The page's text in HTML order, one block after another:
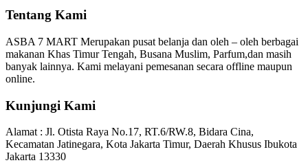
Tentang Kami
ASBA 7 MART Merupakan pusat belanja dan oleh – oleh berbagai
makanan Khas Timur Tengah, Busana Muslim, Parfum,dan masih
banyak lainnya. Kami melayani pemesanan secara offline maupun
online.
Kunjungi Kami
Alamat : Jl. Otista Raya No.17, RT.6/RW.8, Bidara Cina,
Kecamatan Jatinegara, Kota Jakarta Timur, Daerah Khusus Ibukota
Jakarta 13330